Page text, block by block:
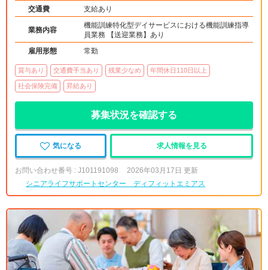
交通費
支給あり
業務内容
機能訓練特化型デイサービスにおける機能訓練指導
員業務 【送迎業務】あり
雇用形態
常勤
賞与あり 交通費手当あり 残業少なめ 年間休日110日以上
社会保険完備 昇給あり
募集状況を確認する
気になる 求人情報を見る
お問い合わせ番号 : J101191098
2026年03月17日 更新
シニアライフサポートセンター ディフィットエミアス